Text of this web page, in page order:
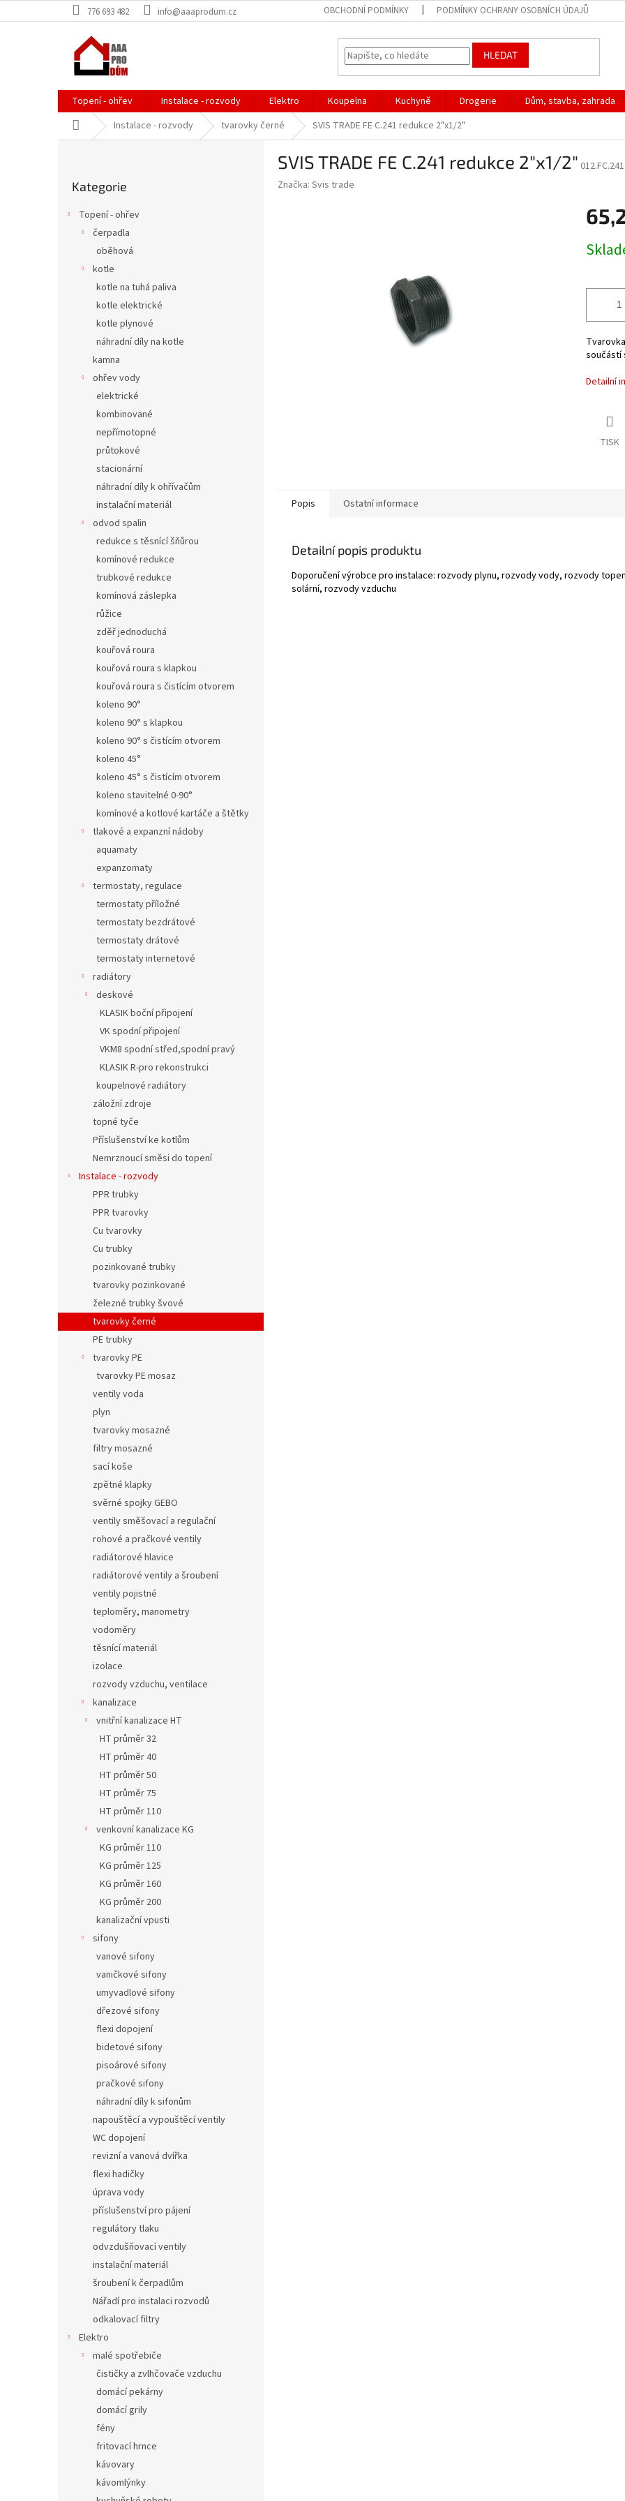
na
776 693 482 info@aaaprodum.cz OBCHODNÍ PODMÍNKY PODMÍNKY OCHRANY OSOBNÍCH ÚDAJŮ
HLEDAT
Topení - ohřev Instalace - rozvody Elektro Koupelna Kuchyně Drogerie Dům, stavba, zahrada
Domů Instalace - rozvody tvarovky černé SVIS TRADE FE C.241 redukce 2"x1/2"
kategorie
Kategorie
Topení - ohřev
čerpadla
oběhová
kotle
kotle na tuhá paliva
kotle elektrické
kotle plynové
náhradní díly na kotle
kamna
ohřev vody
elektrické
kombinované
nepřímotopné
průtokové
stacionární
náhradní díly k ohřívačům
instalační materiál
odvod spalin
redukce s těsnící šňůrou
komínové redukce
trubkové redukce
komínová záslepka
růžice
zděř jednoduchá
kouřová roura
kouřová roura s klapkou
kouřová roura s čistícím otvorem
koleno 90°
koleno 90° s klapkou
koleno 90° s čistícím otvorem
koleno 45°
koleno 45° s čistícím otvorem
koleno stavitelné 0-90°
komínové a kotlové kartáče a štětky
tlakové a expanzní nádoby
aquamaty
expanzomaty
termostaty, regulace
termostaty příložné
termostaty bezdrátové
termostaty drátové
termostaty internetové
radiátory
deskové
KLASIK boční připojení
VK spodní připojení
VKM8 spodní střed,spodní pravý
KLASIK R-pro rekonstrukci
koupelnové radiátory
záložní zdroje
topné tyče
Příslušenství ke kotlům
Nemrznoucí směsi do topení
Instalace - rozvody
PPR trubky
PPR tvarovky
Cu tvarovky
Cu trubky
pozinkované trubky
tvarovky pozinkované
železné trubky švové
tvarovky černé
PE trubky
tvarovky PE
tvarovky PE mosaz
ventily voda
plyn
tvarovky mosazné
filtry mosazné
sací koše
zpětné klapky
svěrné spojky GEBO
ventily směšovací a regulační
rohové a pračkové ventily
radiátorové hlavice
radiátorové ventily a šroubení
ventily pojistné
teploměry, manometry
vodoměry
těsnící materiál
izolace
rozvody vzduchu, ventilace
kanalizace
vnitřní kanalizace HT
HT průměr 32
HT průměr 40
HT průměr 50
HT průměr 75
HT průměr 110
venkovní kanalizace KG
KG průměr 110
KG průměr 125
KG průměr 160
KG průměr 200
kanalizační vpusti
sifony
vanové sifony
vaničkové sifony
umyvadlové sifony
dřezové sifony
flexi dopojení
bidetové sifony
pisoárové sifony
pračkové sifony
náhradní díly k sifonům
napouštěcí a vypouštěcí ventily
WC dopojení
revizní a vanová dvířka
flexi hadičky
úprava vody
příslušenství pro pájení
regulátory tlaku
odvzdušňovací ventily
instalační materiál
šroubení k čerpadlům
Nářadí pro instalaci rozvodů
odkalovací filtry
Elektro
malé spotřebiče
čističky a zvlhčovače vzduchu
domácí pekárny
domácí grily
fény
fritovací hrnce
kávovary
kávomlýnky
SVIS TRADE FE C.241 redukce 2"x1/2"
Značka: Svis trade
cena:
součástí
Detailní
TISK
Popis Ostatní informace
Detailní popis produktu
Doporučení výrobce pro instalace: rozvody plynu, rozvody vody, rozvody
solární, rozvody vzduchu